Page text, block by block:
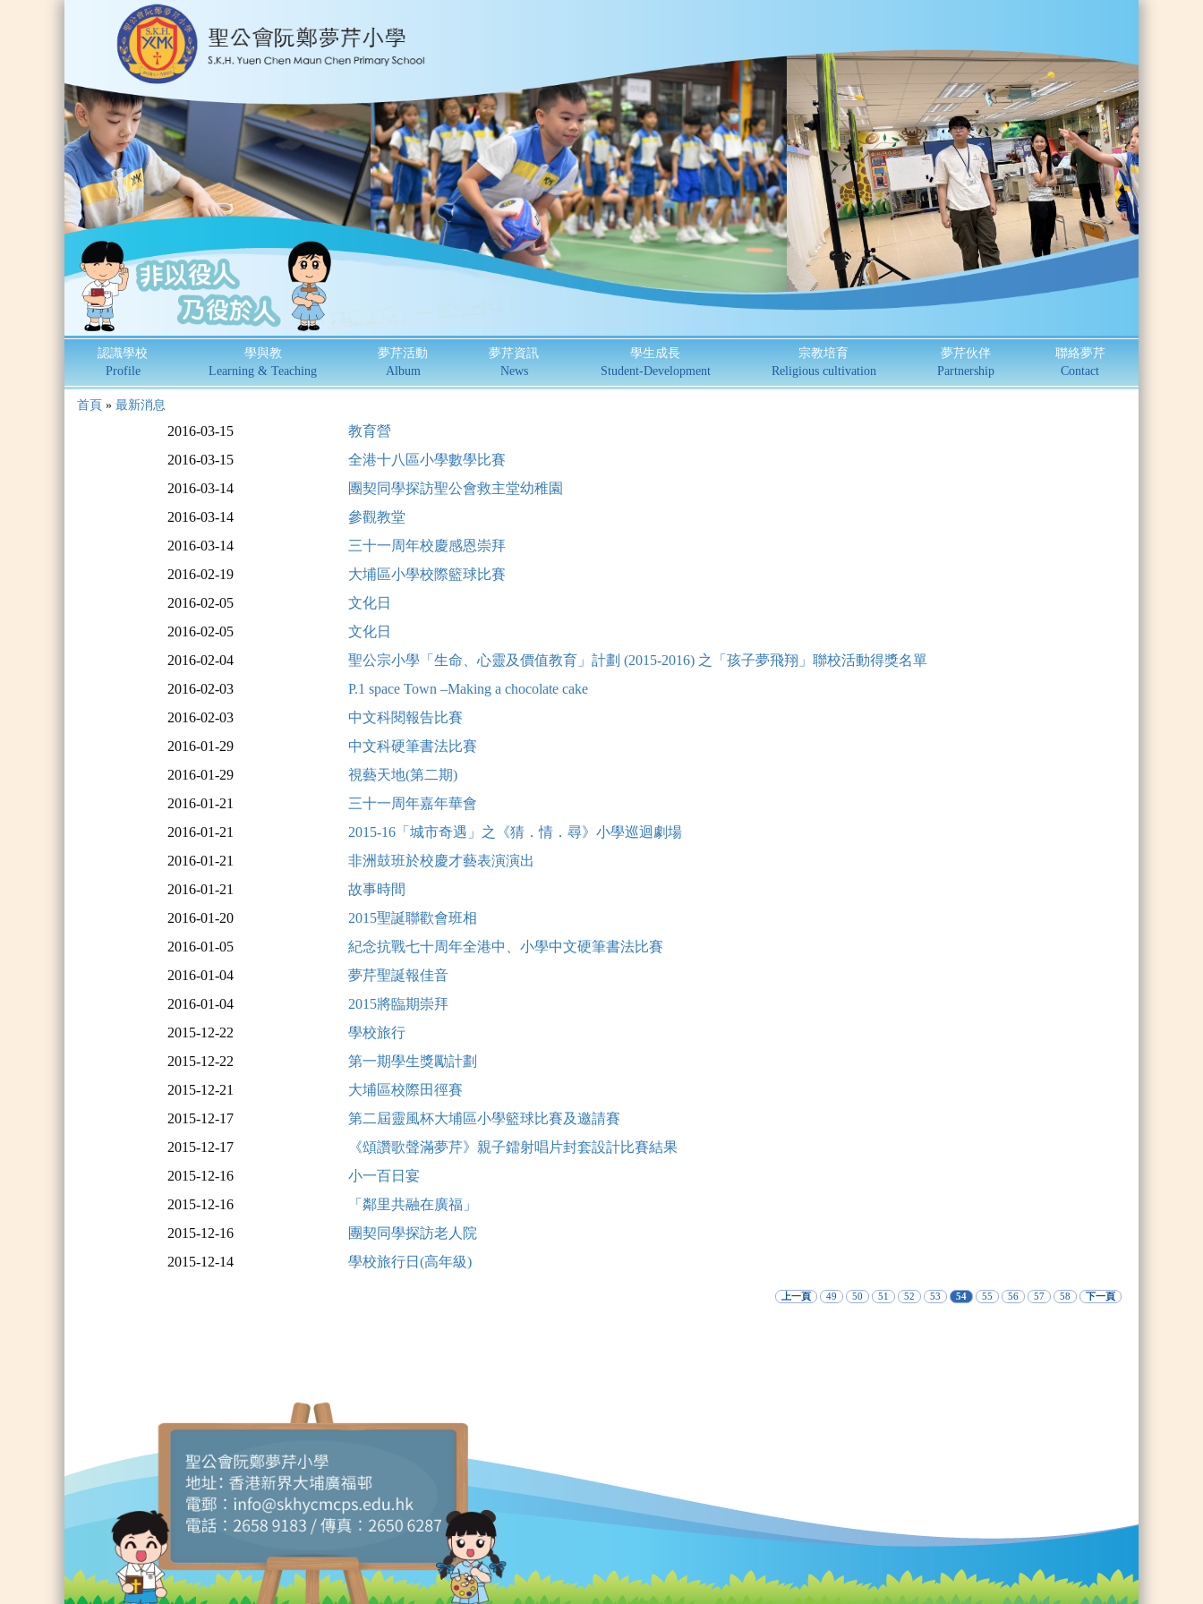
認識學校
Profile
學與教
Learning & Teaching
夢芹活動
Album
夢芹資訊
News
學生成長
Student-Development
宗教培育
Religious cultivation
夢芹伙伴
Partnership
聯絡夢芹
Contact
首頁 » 最新消息
2016-03-15
教育營
2016-03-15
全港十八區小學數學比賽
2016-03-14
團契同學探訪聖公會救主堂幼稚園
2016-03-14
參觀教堂
2016-03-14
三十一周年校慶感恩崇拜
2016-02-19
大埔區小學校際籃球比賽
2016-02-05
文化日
2016-02-05
文化日
2016-02-04
聖公宗小學「生命、心靈及價值教育」計劃 (2015-2016) 之「孩子夢飛翔」聯校活動得獎名單
2016-02-03
P.1 space Town –Making a chocolate cake
2016-02-03
中文科閱報告比賽
2016-01-29
中文科硬筆書法比賽
2016-01-29
視藝天地(第二期)
2016-01-21
三十一周年嘉年華會
2016-01-21
2015-16「城市奇遇」之《猜．情．尋》小學巡迴劇場
2016-01-21
非洲鼓班於校慶才藝表演演出
2016-01-21
故事時間
2016-01-20
2015聖誕聯歡會班相
2016-01-05
紀念抗戰七十周年全港中、小學中文硬筆書法比賽
2016-01-04
夢芹聖誕報佳音
2016-01-04
2015將臨期崇拜
2015-12-22
學校旅行
2015-12-22
第一期學生獎勵計劃
2015-12-21
大埔區校際田徑賽
2015-12-17
第二屆靈風杯大埔區小學籃球比賽及邀請賽
2015-12-17
《頌讚歌聲滿夢芹》親子鐳射唱片封套設計比賽結果
2015-12-16
小一百日宴
2015-12-16
「鄰里共融在廣福」
2015-12-16
團契同學探訪老人院
2015-12-14
學校旅行日(高年級)
上一頁 49 50 51 52 53 54 55 56 57 58 下一頁